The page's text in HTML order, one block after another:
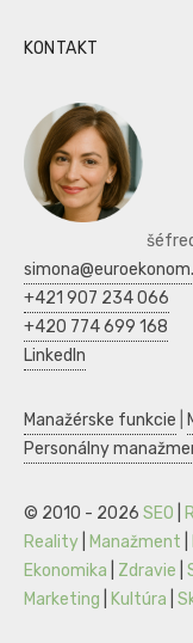
KONTAKT
+421 907 234 066
+420 774 699 168
LinkedIn
Manažérske funkcie
Personálny
© 2010 - 2026 SEO
Reality
Manažment
Ekonomika
Zdravie
Marketing
Kultúra